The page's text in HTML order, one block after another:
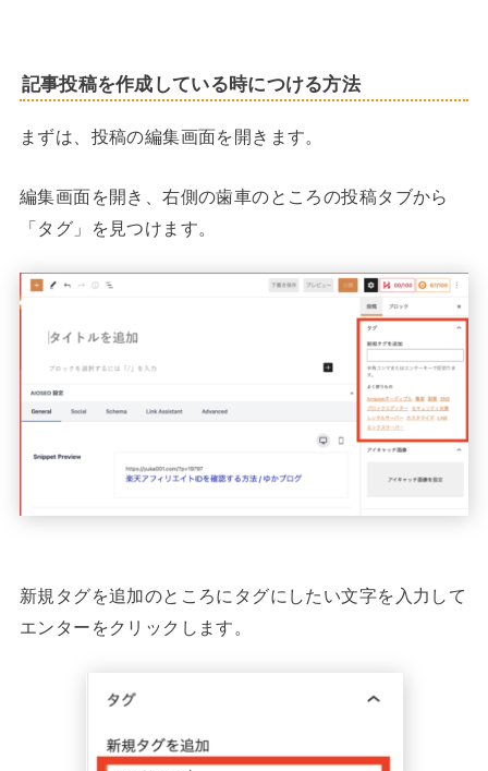
記事投稿を作成している時につける方法
まずは、投稿の編集画面を開きます。
編集画面を開き、右側の歯車のところの投稿タブから
「タグ」を見つけます。
新規タグを追加のところにタグにしたい文字を入力して
エンターをクリックします。